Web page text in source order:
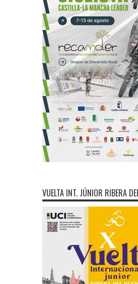
VUELTA INT. JÚNIOR RIBERA